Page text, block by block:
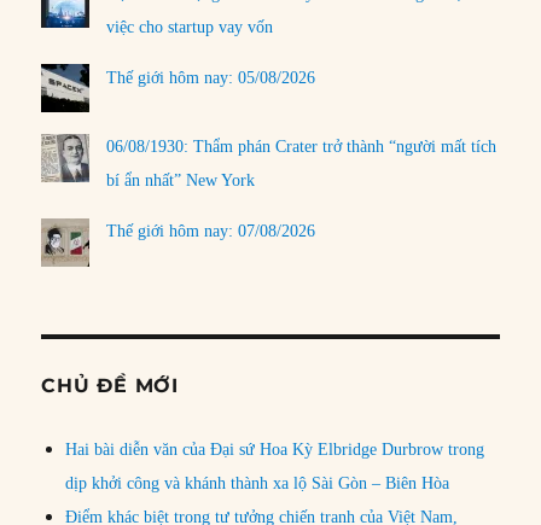
việc cho startup vay vốn
Thế giới hôm nay: 05/08/2026
06/08/1930: Thẩm phán Crater trở thành “người mất tích
bí ẩn nhất” New York
Thế giới hôm nay: 07/08/2026
CHỦ ĐỀ MỚI
Hai bài diễn văn của Đại sứ Hoa Kỳ Elbridge Durbrow trong
dịp khởi công và khánh thành xa lộ Sài Gòn – Biên Hòa
Điểm khác biệt trong tư tưởng chiến tranh của Việt Nam,